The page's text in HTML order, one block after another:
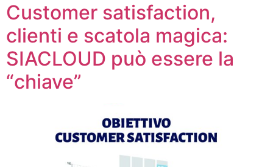
Customer satisfaction,
clienti e scatola magica:
SIACLOUD può essere la
“chiave”